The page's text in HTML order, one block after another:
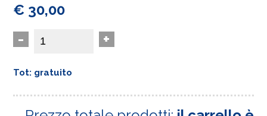
€ 30,00
- +
Tot: gratuito